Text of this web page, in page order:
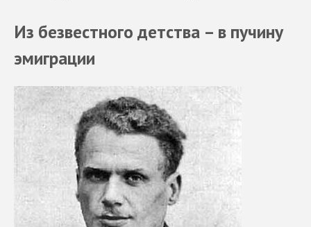
Из безвестного детства – в пучину
эмиграции